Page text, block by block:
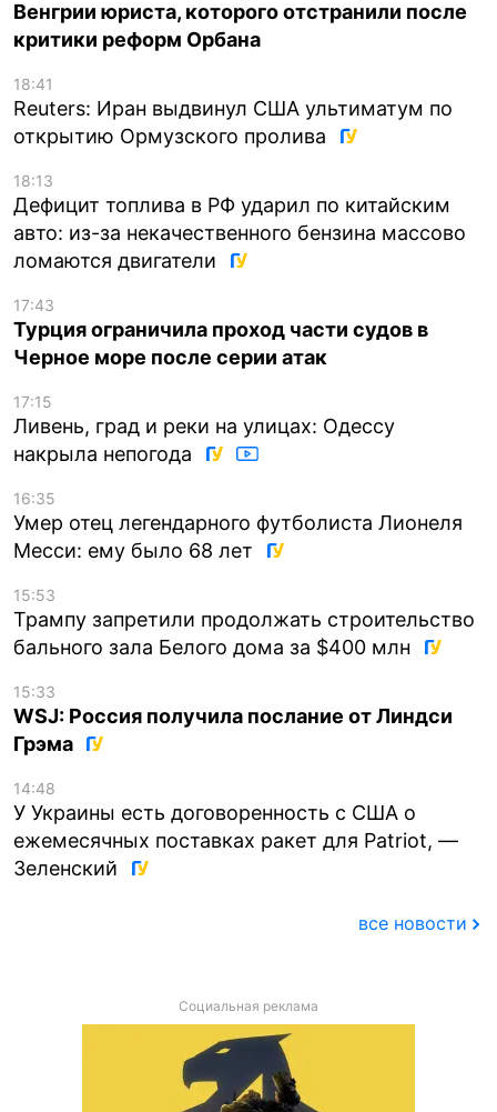
Венгрии юриста, которого отстранили после
критики реформ Орбана
18:41
Reuters: Иран выдвинул США ультиматум по
открытию Ормузского пролива
18:13
Дефицит топлива в РФ ударил по китайским
авто: из-за некачественного бензина массово
ломаются двигатели
17:43
Турция ограничила проход части судов в
Черное море после серии атак
17:15
Ливень, град и реки на улицах: Одессу
накрыла непогода
16:35
Умер отец легендарного футболиста Лионеля
Месси: ему было 68 лет
15:53
Трампу запретили продолжать строительство
бального зала Белого дома за $400 млн
15:33
WSJ: Россия получила послание от Линдси
Грэма
14:48
У Украины есть договоренность с США о
ежемесячных поставках ракет для Patriot, —
Зеленский
все новости
Социальная реклама